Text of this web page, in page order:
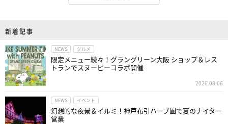
新着記事
NEWS グルメ
限定メニュー続々！グラングリーン大阪 ショップ＆レス
トランでスヌーピーコラボ開催
2026.08.06
NEWS イベント
幻想的な夜景＆イルミ！神戸布引ハーブ園で夏のナイター
営業